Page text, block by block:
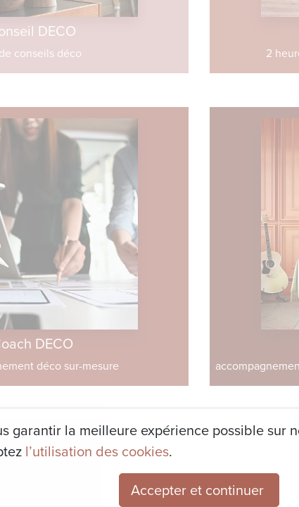
DECO
conseils déco 2
DECO
déco sur-mesure
garantir la meilleure expérience possible sur
l’utilisation des cookies.
Accepter et continuer